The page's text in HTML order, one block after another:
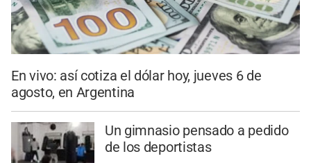
En vivo: así cotiza el dólar hoy, jueves 6 de
agosto, en Argentina
Un gimnasio pensado a pedido
de los deportistas